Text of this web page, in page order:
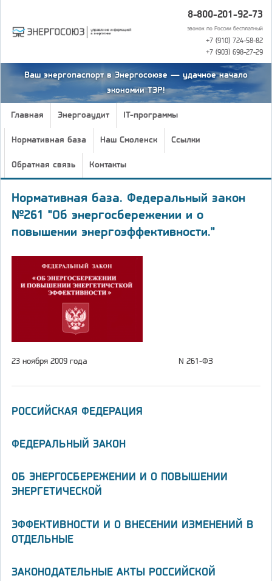
8-800-201-92-73
звонок по России бесплатный
+7 (910) 724-58-82
+7 (903) 698-27-29
Ваш энергопаспорт в Энергосоюзе — удачное начало
экономии ТЭР!
Главная Энергоаудит IT-программы
Нормативная база Наш Смоленск Ссылки
Обратная связь Контакты
Нормативная база. Федеральный закон
№261 "Об энергосбережении и о
повышении энергоэффективности."
23 ноября 2009 года N 261-ФЗ
РОССИЙСКАЯ ФЕДЕРАЦИЯ
ФЕДЕРАЛЬНЫЙ ЗАКОН
ОБ ЭНЕРГОСБЕРЕЖЕНИИ И О ПОВЫШЕНИИ
ЭНЕРГЕТИЧЕСКОЙ
ЭФФЕКТИВНОСТИ И О ВНЕСЕНИИ ИЗМЕНЕНИЙ В
ОТДЕЛЬНЫЕ
ЗАКОНОДАТЕЛЬНЫЕ АКТЫ РОССИЙСКОЙ